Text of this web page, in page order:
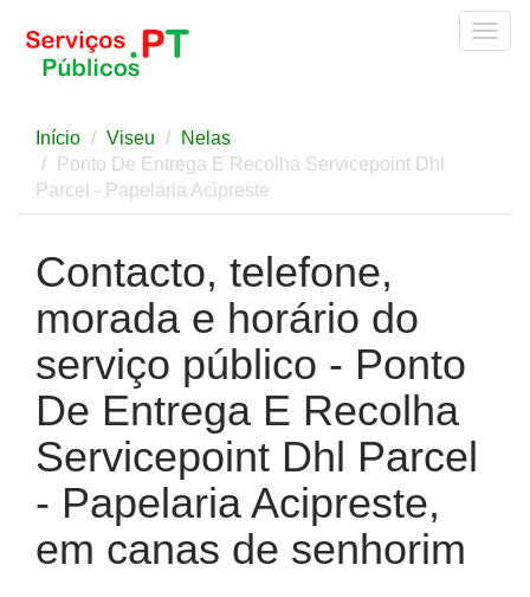
Início Viseu
Nelas
Ponto De Entrega E Recolha Servicepoint Dhl
Parcel - Papelaria Acipreste
Contacto, telefone,
morada e horário do
serviço público - Ponto
De Entrega E Recolha
Servicepoint Dhl Parcel
- Papelaria Acipreste,
em canas de senhorim